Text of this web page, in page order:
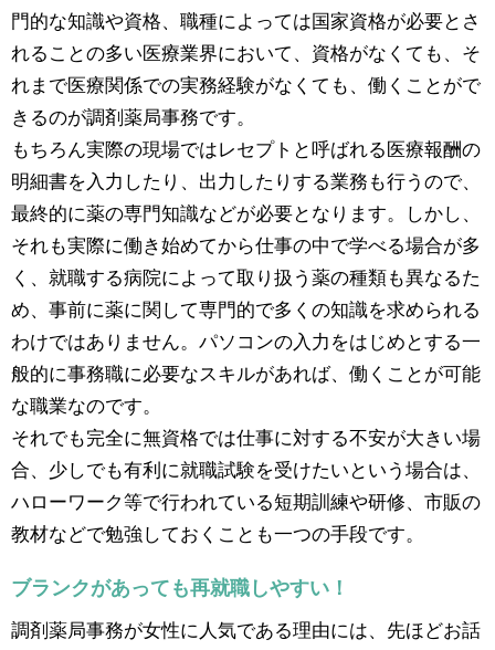
門的な知識や資格、職種によっては国家資格が必要とさ
れることの多い医療業界において、資格がなくても、そ
れまで医療関係での実務経験がなくても、働くことがで
きるのが調剤薬局事務です。
もちろん実際の現場ではレセプトと呼ばれる医療報酬の
明細書を入力したり、出力したりする業務も行うので、
最終的に薬の専門知識などが必要となります。しかし、
それも実際に働き始めてから仕事の中で学べる場合が多
く、就職する病院によって取り扱う薬の種類も異なるた
め、事前に薬に関して専門的で多くの知識を求められる
わけではありません。パソコンの入力をはじめとする一
般的に事務職に必要なスキルがあれば、働くことが可能
な職業なのです。
それでも完全に無資格では仕事に対する不安が大きい場
合、少しでも有利に就職試験を受けたいという場合は、
ハローワーク等で行われている短期訓練や研修、市販の
教材などで勉強しておくことも一つの手段です。
ブランクがあっても再就職しやすい！
調剤薬局事務が女性に人気である理由には、先ほどお話